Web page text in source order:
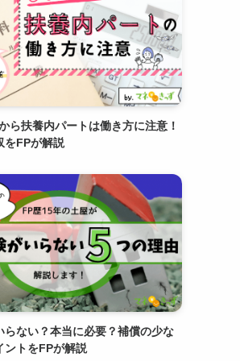
ら扶養内パートは働き方に注意！
をFPが解説
らない？本当に必要？補償の少な
ントをFPが解説